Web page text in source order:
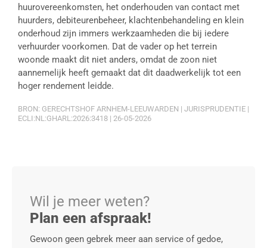
huurovereenkomsten, het onderhouden van contact met
huurders, debiteurenbeheer, klachtenbehandeling en klein
onderhoud zijn immers werkzaamheden die bij iedere
verhuurder voorkomen. Dat de vader op het terrein
woonde maakt dit niet anders, omdat de zoon niet
aannemelijk heeft gemaakt dat dit daadwerkelijk tot een
hoger rendement leidde.
BRON: GERECHTSHOF ARNHEM-LEEUWARDEN | JURISPRUDENTIE |
ECLI:NL:GHARL:2026:3418 | 26-05-2026
Wil je meer weten?
Plan een afspraak!
Gewoon geen gebrek meer aan service of gedoe,